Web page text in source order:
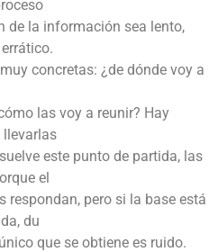
de la información sea lento,
concretas: ¿de dónde voy a
las voy a reunir? Hay
llevarlas
este punto de partida, las
el
respondan, pero si la base está
du
que se obtiene es ruido.